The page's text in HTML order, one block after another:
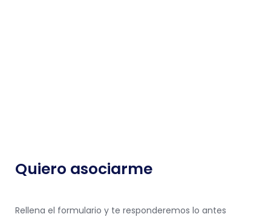
Quiero asociarme
Rellena el formulario y te responderemos lo antes